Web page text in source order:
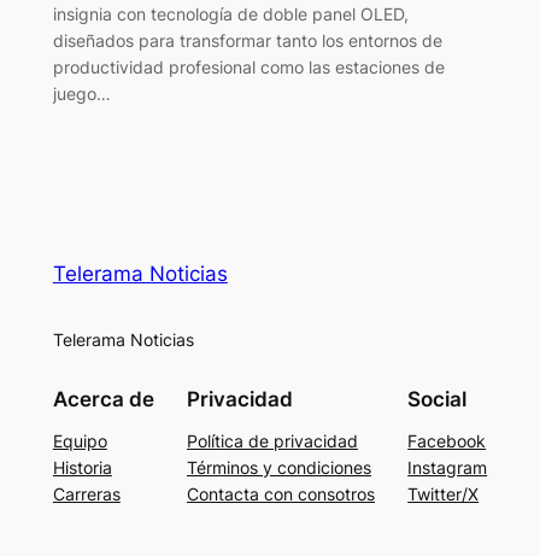
insignia con tecnología de doble panel OLED,
diseñados para transformar tanto los entornos de
productividad profesional como las estaciones de
juego…
Telerama Noticias
Telerama Noticias
Acerca de
Equipo
Historia
Carreras
Privacidad
Política de privacidad
Términos y condiciones
Contacta con consotros
Social
Facebook
Instagram
Twitter/X